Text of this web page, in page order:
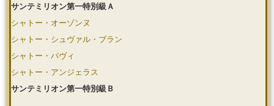
サンテミリオン第一特別級Ａ
シャトー・オーゾンヌ
シャトー・シュヴァル・ブラン
シャトー・パヴィ
シャトー・アンジェラス
サンテミリオン第一特別級Ｂ